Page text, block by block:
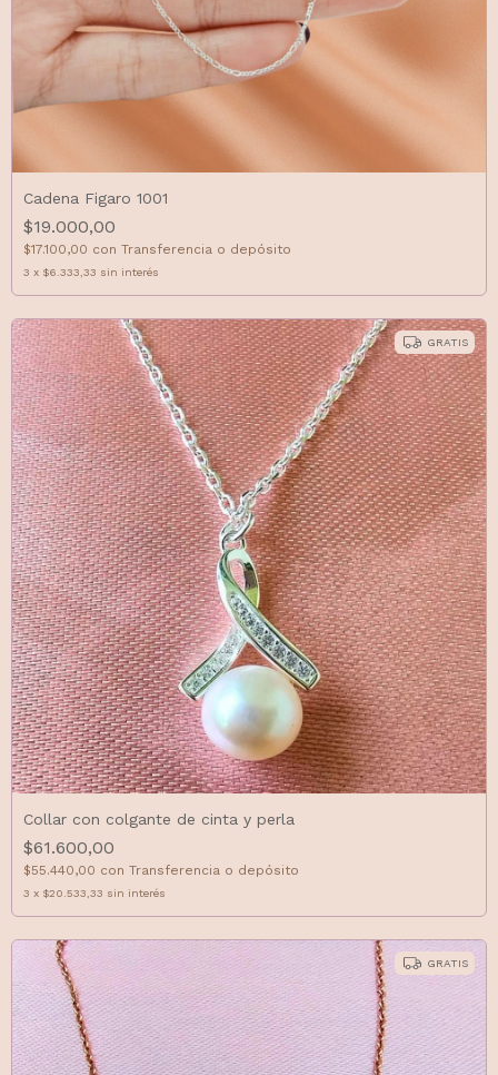
Cadena Figaro 1001
$19.000,00
$17.100,00 con Transferencia o depósito
3 x $6.333,33 sin interés
GRATIS
Collar con colgante de cinta y perla
$61.600,00
$55.440,00 con Transferencia o depósito
3 x $20.533,33 sin interés
GRATIS